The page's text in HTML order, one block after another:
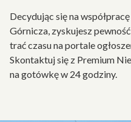
Decydując się na
Górnicza, zyskujesz
trać czasu na portale
Skontaktuj się z Premium
na gotówkę w 24 godziny.